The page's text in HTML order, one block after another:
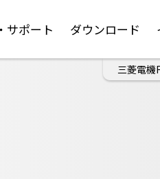
サポート ダウンロード
三菱電機